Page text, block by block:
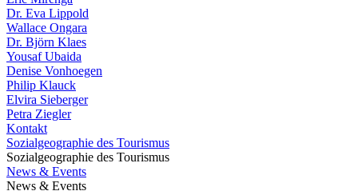
Dr. Eva Lippold
Wallace Ongara
Dr. Björn Klaes
Yousaf Ubaida
Denise Vonhoegen
Philip Klauck
Elvira Sieberger
Petra Ziegler
Kontakt
Sozialgeographie des Tourismus
Sozialgeographie des Tourismus
News & Events
News & Events